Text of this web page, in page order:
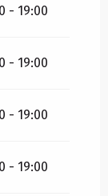
- 19:00
- 19:00
- 19:00
- 19:00